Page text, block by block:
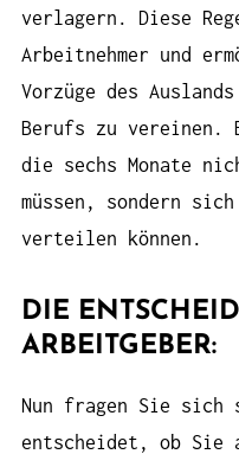
verlagern. Diese
Arbeitnehmer und
Vorzüge des
Berufs zu vereinen.
die sechs Monate
müssen, sondern
verteilen können.
DIE
ARBEITGEBER:
Nun fragen Sie sich
entscheidet, ob Sie